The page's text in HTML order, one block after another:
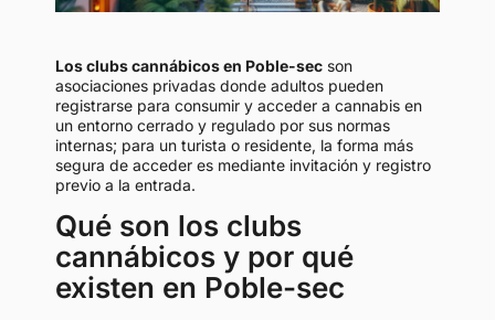
Los clubs cannábicos en Poble-sec son
asociaciones privadas donde adultos pueden
registrarse para consumir y acceder a cannabis en
un entorno cerrado y regulado por sus normas
internas; para un turista o residente, la forma más
segura de acceder es mediante invitación y registro
previo a la entrada.
Qué son los clubs
cannábicos y por qué
existen en Poble-sec